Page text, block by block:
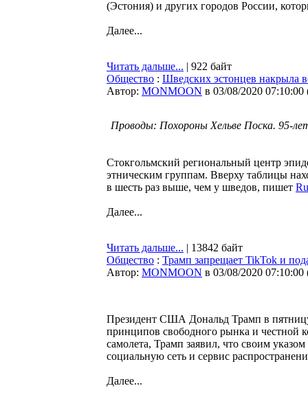
(Эстония) и других городов России,
Далее...
Читать дальше... | 922 байт
Общество : Шведских эстонцев накрыла
Автор: MONMOON в 03/08/2020 07:10:00
Проводы: Похороны Хельве Поска. 95-
Стокгольмский региональный центр
этническим группам. Вверху таблицы
в шесть раз выше, чем у шведов, пишет
Далее...
Читать дальше... | 13842 байт
Общество : Трамп запрещает TikTok и
Автор: MONMOON в 03/08/2020 07:10:00
Президент США Дональд Трамп в
принципов свободного рынка и честной
самолета, Трамп заявил, что своим
социальную сеть и сервис
Далее...